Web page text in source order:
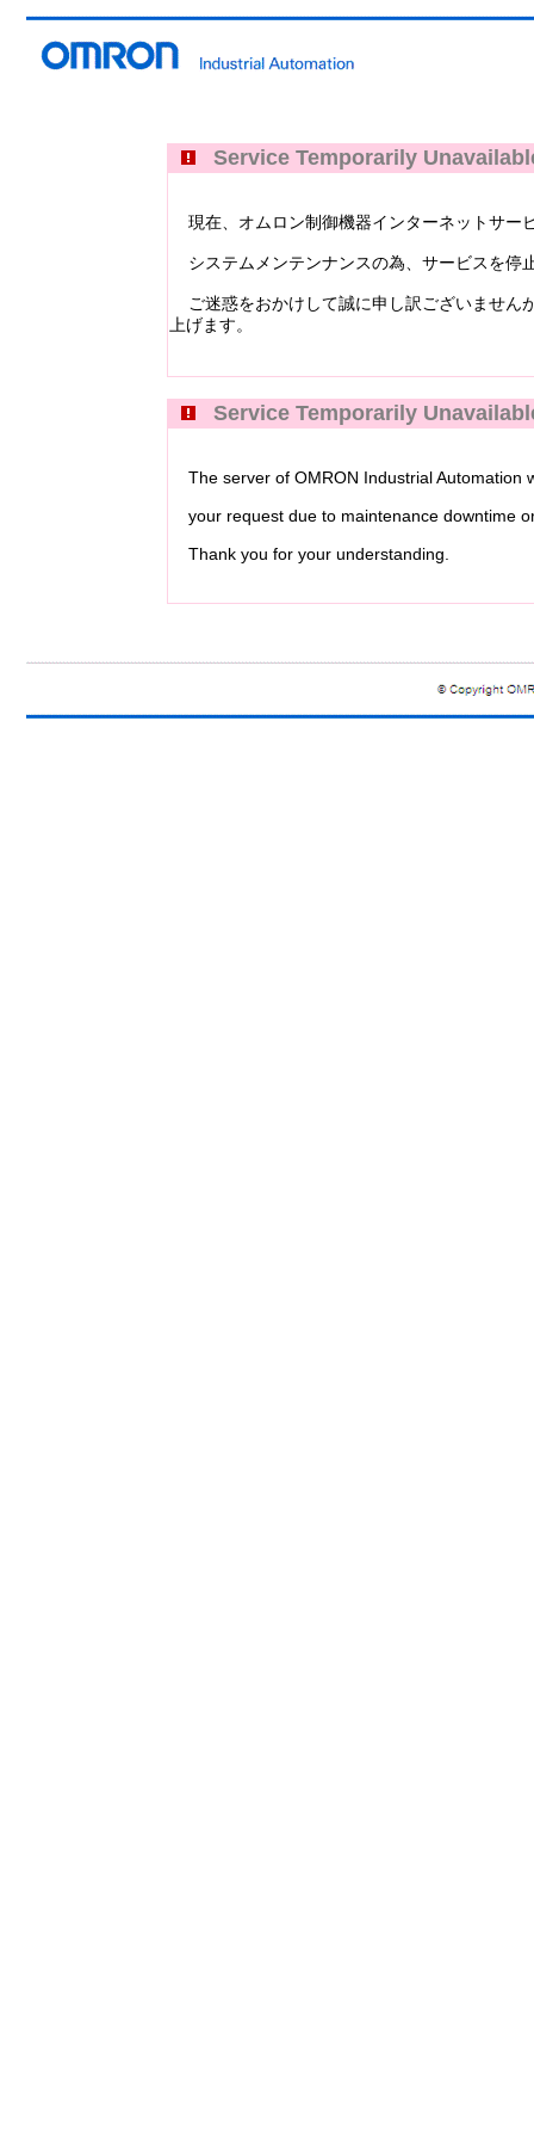
Service Temporarily
現在、オムロン制御機器インターネットサー
システムメンテンナンスの為、サービスを停
ご迷惑をおかけして誠に申し訳ございません
上げます。
Service Temporarily
The server of OMRON Industrial Automation
your request due to maintenance downtime
Thank you for your understanding.